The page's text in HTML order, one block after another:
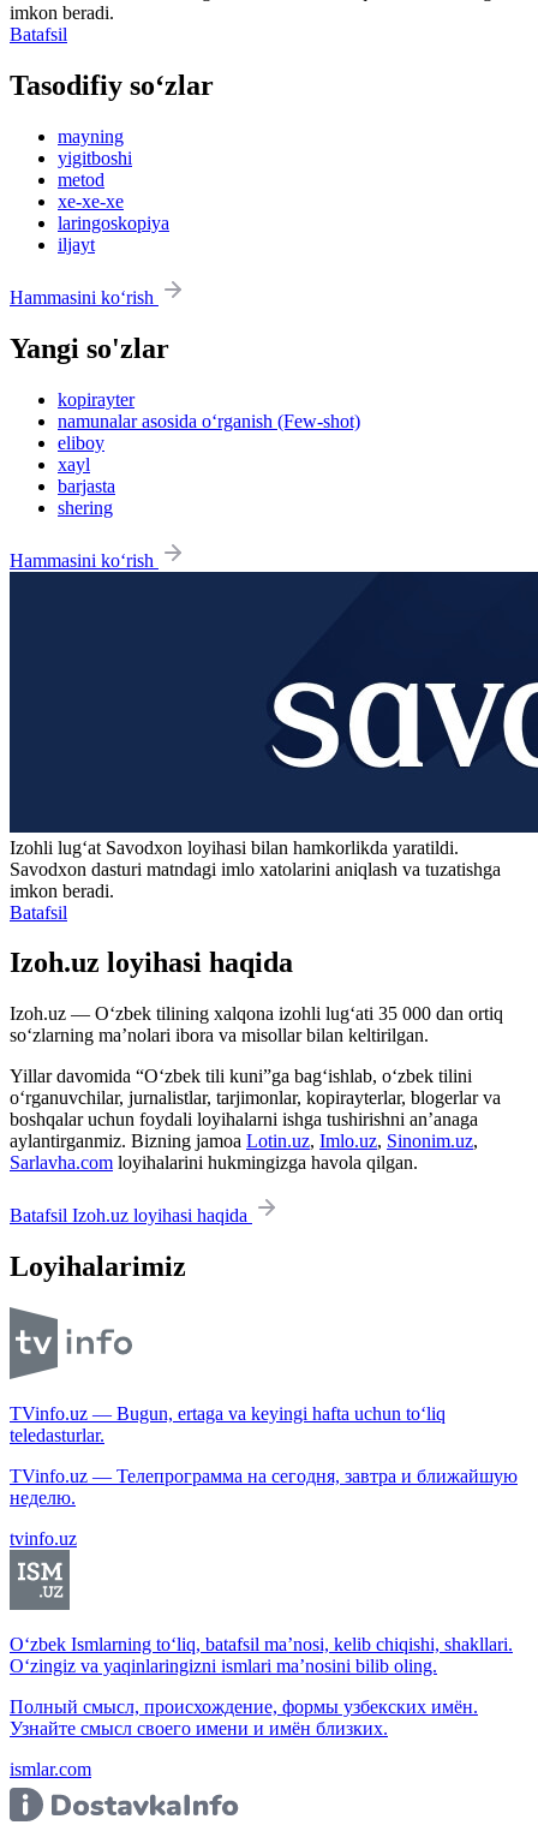
imkon beradi.
Batafsil
Tasodifiy so‘zlar
mayning
yigitboshi
metod
xe-xe-xe
laringoskopiya
iljayt
Hammasini ko‘rish
Yangi so'zlar
kopirayter
namunalar asosida o‘rganish (Few-shot)
eliboy
xayl
barjasta
shering
Hammasini ko‘rish
Izohli lugʻat Savodxon loyihasi bilan hamkorlikda yaratildi.
Savodxon dasturi matndagi imlo xatolarini aniqlash va tuzatishga
imkon beradi.
Batafsil
Izoh.uz loyihasi haqida
Izoh.uz — O‘zbek tilining xalqona izohli lug‘ati 35 000 dan ortiq
so‘zlarning ma’nolari ibora va misollar bilan keltirilgan.
Yillar davomida “O‘zbek tili kuni”ga bag‘ishlab, o‘zbek tilini
o‘rganuvchilar, jurnalistlar, tarjimonlar, kopirayterlar, blogerlar va
boshqalar uchun foydali loyihalarni ishga tushirishni an’anaga
aylantirganmiz. Bizning jamoa Lotin.uz, Imlo.uz, Sinonim.uz,
Sarlavha.com loyihalarini hukmingizga havola qilgan.
Batafsil Izoh.uz loyihasi haqida
Loyihalarimiz
TVinfo.uz — Bugun, ertaga va keyingi hafta uchun to‘liq
teledasturlar.
TVinfo.uz — Телепрограмма на сегодня, завтра и ближайшую
неделю.
tvinfo.uz
O‘zbek Ismlarning to‘liq, batafsil ma’nosi, kelib chiqishi, shakllari.
O‘zingiz va yaqinlaringizni ismlari ma’nosini bilib oling.
Полный смысл, происхождение, формы узбекских имён.
Узнайте смысл своего имени и имён близких.
ismlar.com